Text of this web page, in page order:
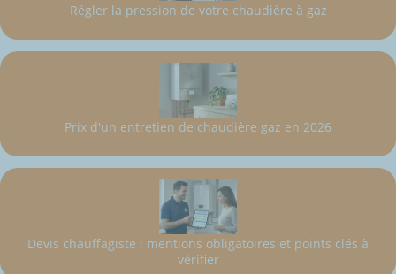
Régler la pression de votre chaudière à gaz
Prix d'un entretien de chaudière gaz en 2026
Devis chauffagiste : mentions obligatoires et points clés à
vérifier